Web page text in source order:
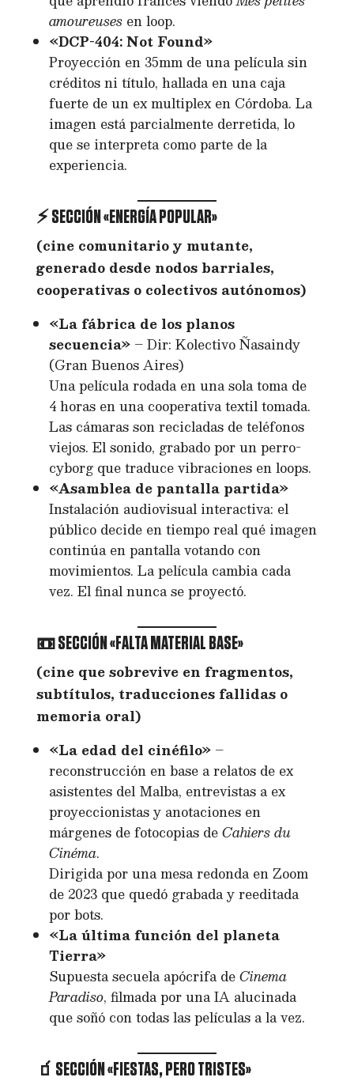
amoureuses en loop.
«DCP-404: Not Found»
Proyección en 35mm de una película sin
créditos ni título, hallada en una caja
fuerte de un ex multiplex en Córdoba. La
imagen está parcialmente derretida, lo
que se interpreta como parte de la
experiencia.
⚡ SECCIÓN «ENERGÍA POPULAR»
(cine comunitario y mutante,
generado desde nodos barriales,
cooperativas o colectivos autónomos)
«La fábrica de los planos
secuencia» – Dir: Kolectivo Ñasaindy
(Gran Buenos Aires)
Una película rodada en una sola toma de
4 horas en una cooperativa textil tomada.
Las cámaras son recicladas de teléfonos
viejos. El sonido, grabado por un perro-
cyborg que traduce vibraciones en loops.
«Asamblea de pantalla partida»
Instalación audiovisual interactiva: el
público decide en tiempo real qué imagen
continúa en pantalla votando con
movimientos. La película cambia cada
vez. El final nunca se proyectó.
📼 SECCIÓN «FALTA MATERIAL BASE»
(cine que sobrevive en fragmentos,
subtítulos, traducciones fallidas o
memoria oral)
«La edad del cinéfilo» –
reconstrucción en base a relatos de ex
asistentes del Malba, entrevistas a ex
proyeccionistas y anotaciones en
márgenes de fotocopias deCahiers du
Cinéma.
Dirigida por una mesa redonda en Zoom
de 2023 que quedó grabada y reeditada
por bots.
«La última función del planeta
Tierra»
Supuesta secuela apócrifa deCinema
Paradiso, filmada por una IA alucinada
que soñó con todas las películas a la vez.
🧃SECCIÓN «FIESTAS, PERO TRISTES»